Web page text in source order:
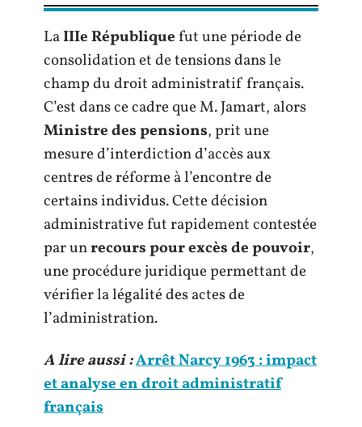
LaIIIe Républiquefut une période de
consolidation et de tensions dans le
champ du droit administratif français.
C’est dans ce cadre que M. Jamart, alors
Ministre des pensions, prit une
mesure d’interdiction d’accès aux
centres de réforme à l’encontre de
certains individus. Cette décision
administrative fut rapidement contestée
par unrecours pour excès de pouvoir,
une procédure juridique permettant de
vérifier la légalité des actes de
l’administration.
A lire aussi :Arrêt Narcy 1963 : impact
et analyse en droit administratif
français